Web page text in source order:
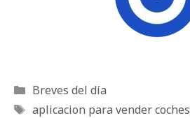
Categorías
Breves del día
Etiquetas
aplicacion para vender coches